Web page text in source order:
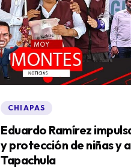
CHIAPAS
Eduardo Ramírez
y protección de niñas y
Tapachula